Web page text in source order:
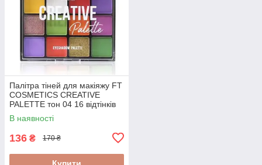
Палітра тіней для макіяжу FT
COSMETICS CREATIVE
PALETTE тон 04 16 відтінків
В наявності
136 ₴ 170 ₴